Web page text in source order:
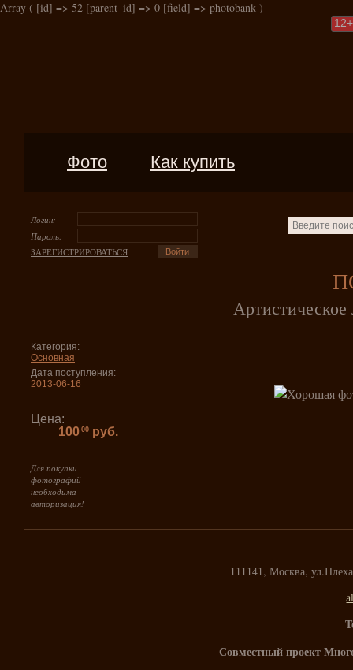
Array ( [id] => 52 [parent_id] => 0 [field] => photobank )
12+
Фото Как купить
Логин:
Пароль:
ЗАРЕГИСТРИРОВАТЬСЯ
Категория:
Основная
Дата поступления:
2013-06-16
Цена:
100 00 руб.
Для покупки
фотографий
необходима
авторизация!
111141, Москва,
Совместный проект